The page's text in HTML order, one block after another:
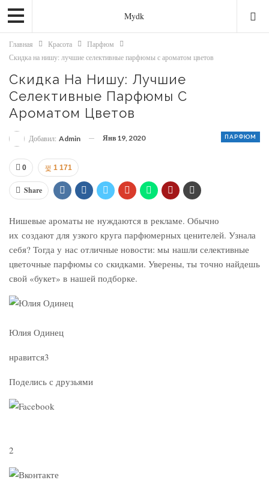
Mydk
Главная Красота
Парфюм
Скидка на нишу: лучшие селективные парфюмы с ароматом цветов
Скидка На Нишу: Лучшие
Селективные Парфюмы С
Ароматом Цветов
ПАРФЮМ
Добавил: Admin Янв 19, 2020
0 1 171
Share
Нишевые ароматы не нуждаются в рекламе. Обычно
их создают для узкого круга парфюмерных ценителей. Узнала
себя? Тогда у нас отличные новости: мы нашли селективные
цветочные парфюмы со скидками. Уверены, ты точно найдешь
свой «букет» в нашей подборке.
Юлия Одинец
нравится3
Поделись с друзьями
2